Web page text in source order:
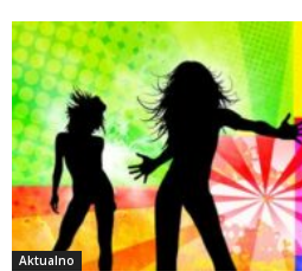
Aktualno